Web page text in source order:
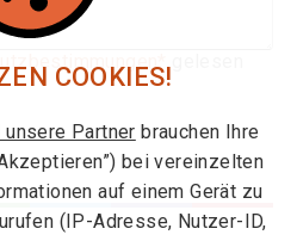
COOKIES!
Partner brauchen Ihre
bei vereinzelten
auf einem Gerät zu
(IP-Adresse, Nutzer-ID,